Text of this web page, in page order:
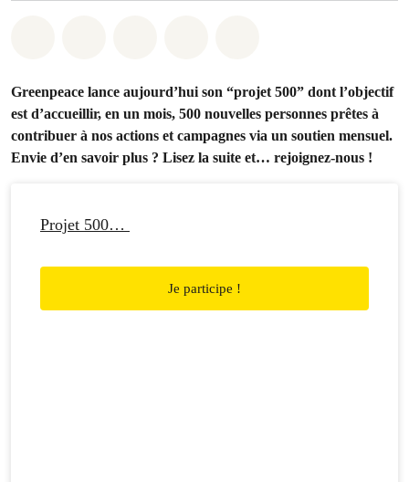
Greenpeace lance aujourd’hui son “projet 500” dont l’objectif
est d’accueillir, en un mois, 500 nouvelles personnes prêtes à
contribuer à nos actions et campagnes via un soutien mensuel.
Envie d’en savoir plus ? Lisez la suite et… rejoignez-nous !
Projet 500…
Je participe !